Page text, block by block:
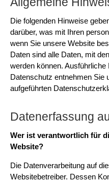
Die folgenden Hinweise
darüber, was mit Ihren
wenn Sie unsere Website
Daten sind alle Daten, mit
werden können.
Datenschutz entnehmen Sie
aufgeführten
Datenerfassung
Wer ist verantwortlich für
Website?
Die Datenverarbeitung auf
Websitebetreiber. Dessen